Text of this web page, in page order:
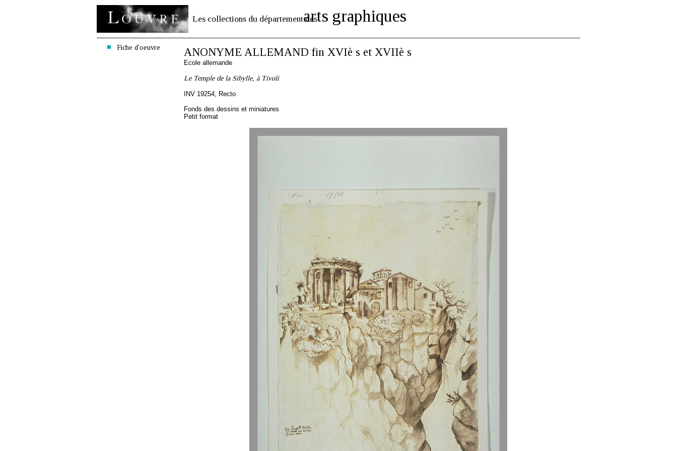
Les collections du département desarts graphiques
Fiche d'oeuvre ANONYME ALLEMAND fin XVIè s et XVIIè s
Ecole allemande
Le Temple de la Sibylle, à Tivoli
INV 19254, Recto
Fonds des dessins et miniatures
Petit format